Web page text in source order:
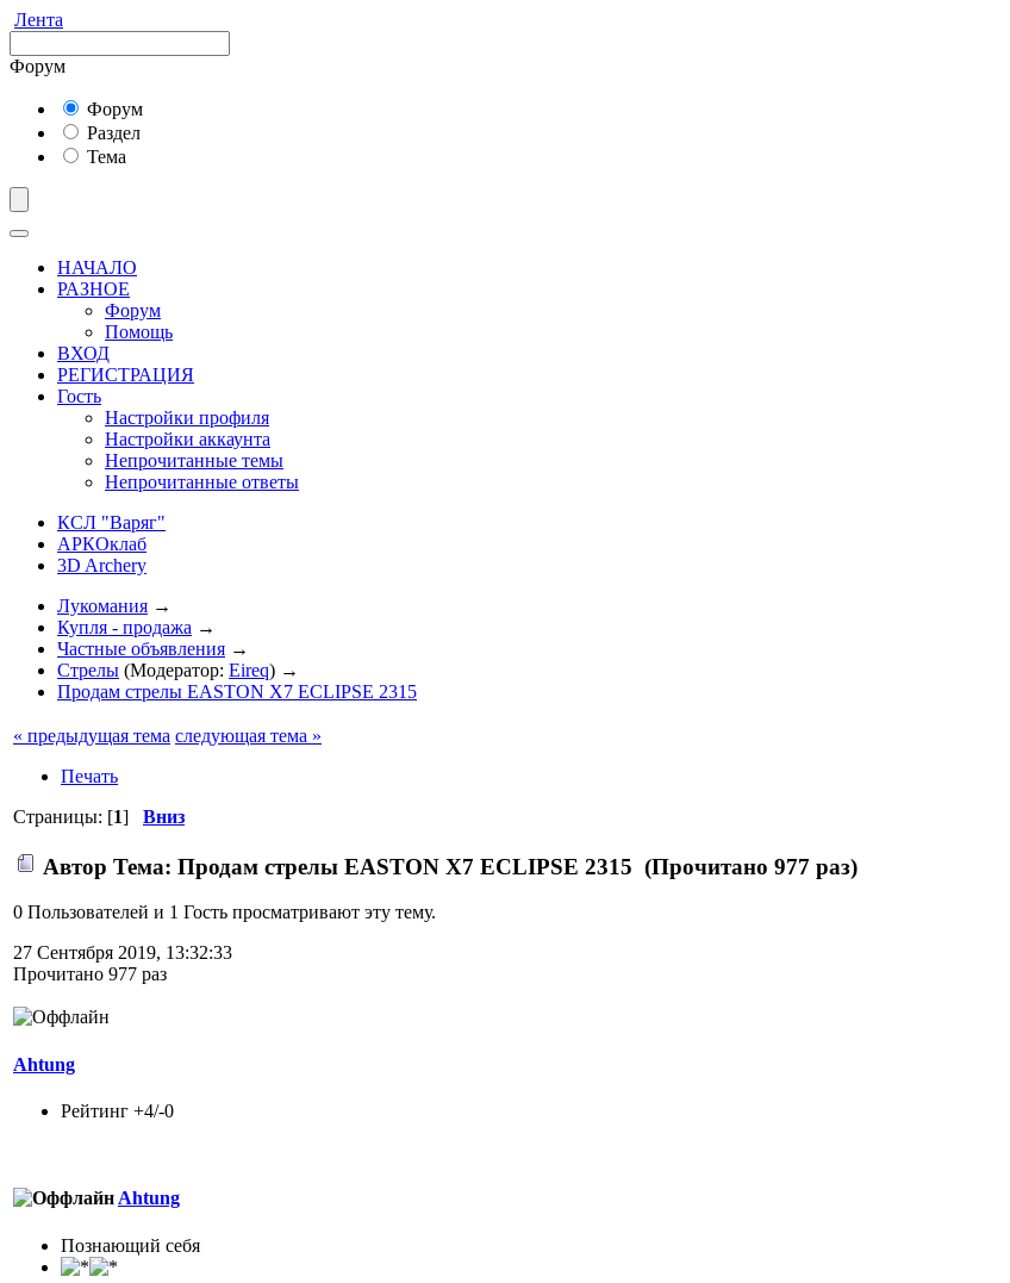
Лента
Форум
Форум
Раздел
Тема
НАЧАЛО
РАЗНОЕ
Форум
Помощь
ВХОД
РЕГИСТРАЦИЯ
Гость
Настройки профиля
Настройки аккаунта
Непрочитанные темы
Непрочитанные ответы
КСЛ "Варяг"
АРКОклаб
3D Archery
Лукомания →
Купля - продажа →
Частные объявления →
Стрелы (Модератор: Eireq) →
Продам стрелы EASTON X7 ECLIPSE 2315
« предыдущая тема следующая тема »
Печать
Страницы: [1] Вниз
Автор Тема: Продам стрелы EASTON X7 ECLIPSE 2315 (Прочитано 977 раз)
0 Пользователей и 1 Гость просматривают эту тему.
27 Сентября 2019, 13:32:33
Прочитано 977 раз
Ahtung
Рейтинг +4/-0
Ahtung
Познающий себя